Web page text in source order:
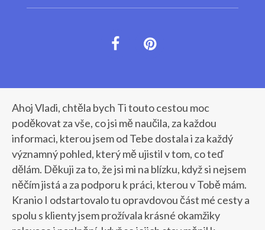
Ahoj Vladi, chtěla bych Ti touto cestou moc
poděkovat za vše, co jsi mě naučila, za každou
informaci, kterou jsem od Tebe dostala i za každý
významný pohled, který mě ujistil v tom, co teď
dělám. Děkuji za to, že jsi mi na blízku, když si nejsem
něčím jistá a za podporu k práci, kterou v Tobě mám.
Kranio I odstartovalo tu opravdovou část mé cesty a
spolu s klienty jsem prožívala krásné okamžiky